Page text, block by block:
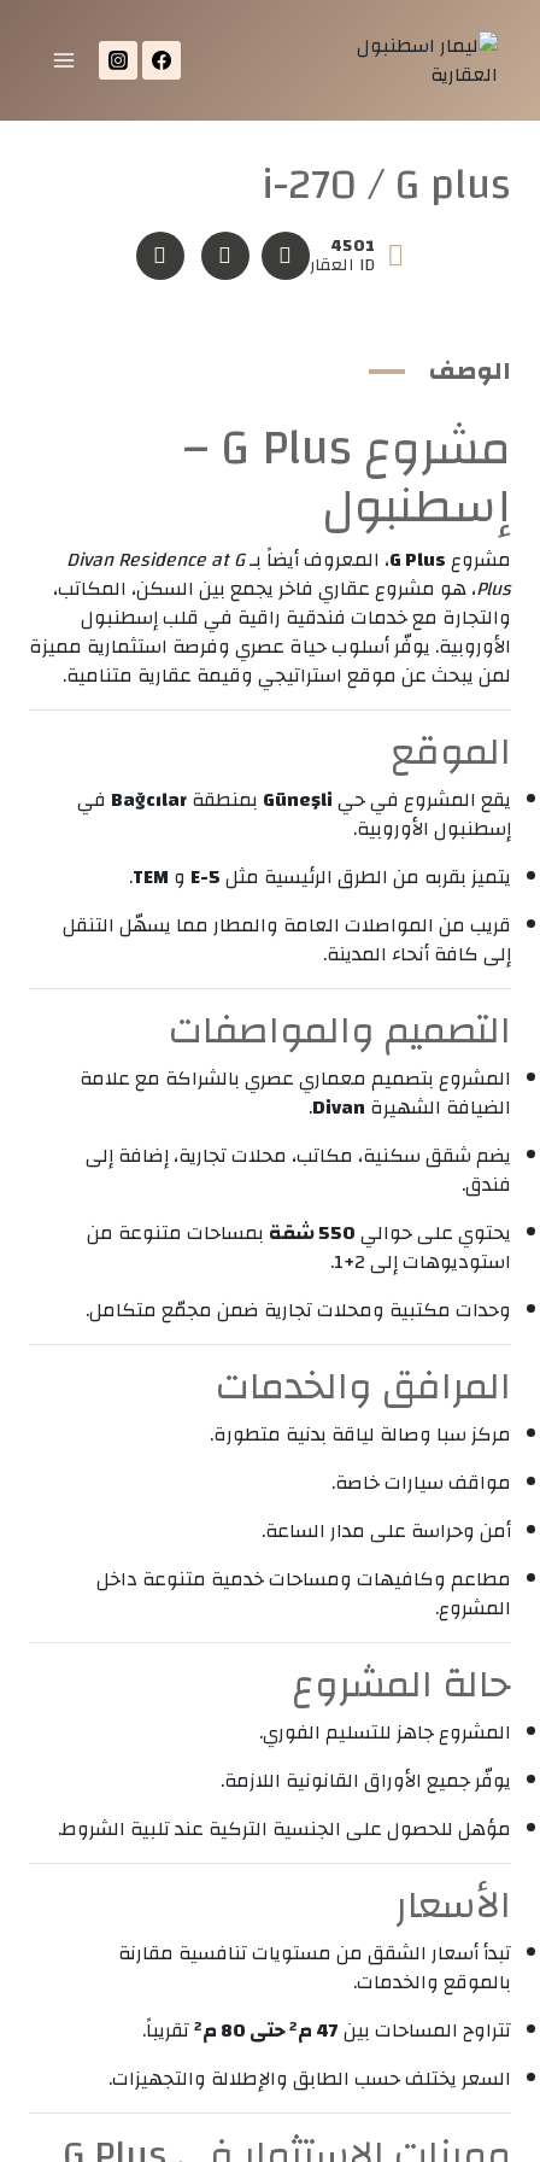
i-270 / G plus
4501
ID العقار
الوصف
مشروع G Plus –
إسطنبول
مشروعG Plus، المعروف أيضاً بـDivan Residence at G
Plus، هو مشروع عقاري فاخر يجمع بين السكن، المكاتب،
والتجارة مع خدمات فندقية راقية في قلب إسطنبول
الأوروبية. يوفّر أسلوب حياة عصري وفرصة استثمارية مميزة
لمن يبحث عن موقع استراتيجي وقيمة عقارية متنامية.
الموقع
يقع المشروع في حيGüneşli بمنطقةBağcılar في
إسطنبول الأوروبية.
يتميز بقربه من الطرق الرئيسية مثلE-5 و TEM
.
قريب من المواصلات العامة والمطار مما يسهّل التنقل
إلى كافة أنحاء المدينة.
التصميم والمواصفات
المشروع بتصميم معماري عصري بالشراكة مع علامة
الضيافة الشهيرة Divan
.
يضم شقق سكنية، مكاتب، محلات تجارية، إضافة إلى
فندق.
يحتوي على حوالي550 شقة
بمساحات متنوعة من
استوديوهات إلى 2+1.
وحدات مكتبية ومحلات تجارية ضمن مجمّع متكامل.
المرافق والخدمات
مركز سبا وصالة لياقة بدنية متطورة.
مواقف سيارات خاصة.
أمن وحراسة على مدار الساعة.
مطاعم وكافيهات ومساحات خدمية متنوعة داخل
المشروع.
حالة المشروع
المشروع جاهز للتسليم الفوري.
يوفّر جميع الأوراق القانونية اللازمة.
مؤهل للحصول على الجنسية التركية عند تلبية الشروط.
الأسعار
تبدأ أسعار الشقق من مستويات تنافسية مقارنة
بالموقع والخدمات.
تتراوح المساحات بين47 م² حتى 80 م²
تقريباً.
السعر يختلف حسب الطابق والإطلالة والتجهيزات.